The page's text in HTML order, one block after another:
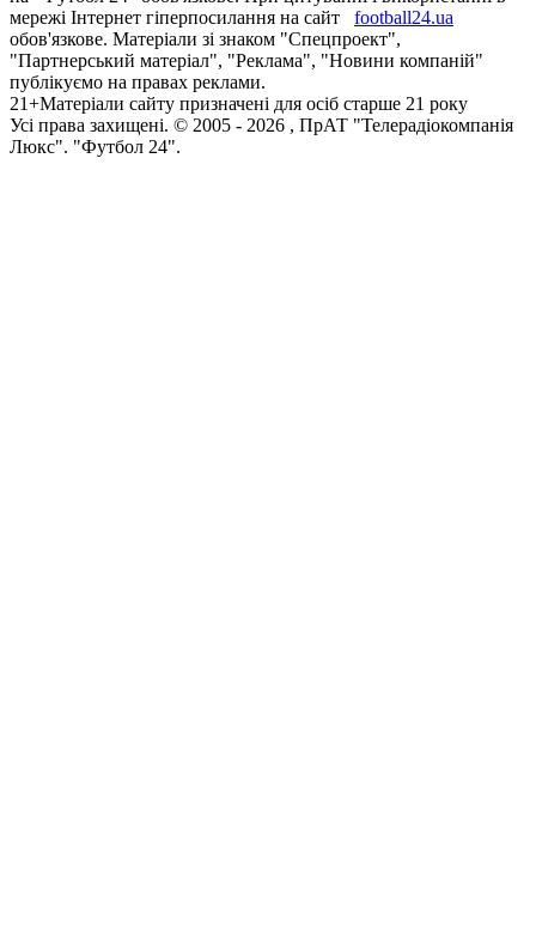
мережі Інтернет гіперпосилання на сайт
football24.ua
обов'язкове. Матеріали зі знаком "Спецпроект",
"Партнерський матеріал", "Реклама", "Новини компаній"
публікуємо на правах реклами.
21+Матеріали сайту призначені для осіб старше 21 року
Усi права захищенi. © 2005 - 2026 , ПрАТ "Телерадіокомпанія
Люкс". "Футбол 24".